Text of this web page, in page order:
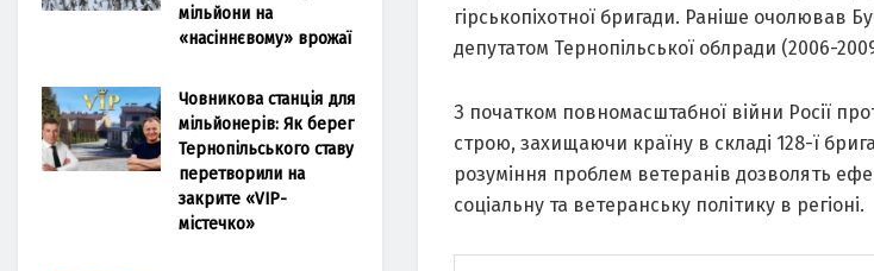
гірськопіхотної бригади. Раніше очолював
депутатом Тернопільської облради (2006-
З початком повномасштабної війни Росії
строю, захищаючи країну в складі 128-ї
розуміння проблем ветеранів дозволять
соціальну та ветеранську політику в регіоні.
мільйони на
«насіннєвому» врожаї
Човникова станція для
мільйонерів: Як берег
Тернопільського ставу
перетворили на
закрите «VIP-
містечко»